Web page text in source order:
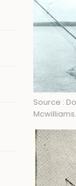
Source :
Mcwilliams.